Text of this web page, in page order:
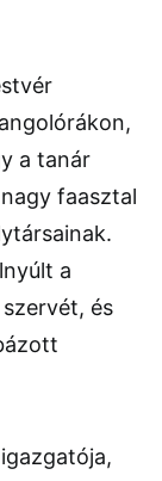
a tanár
faasztal
a
és